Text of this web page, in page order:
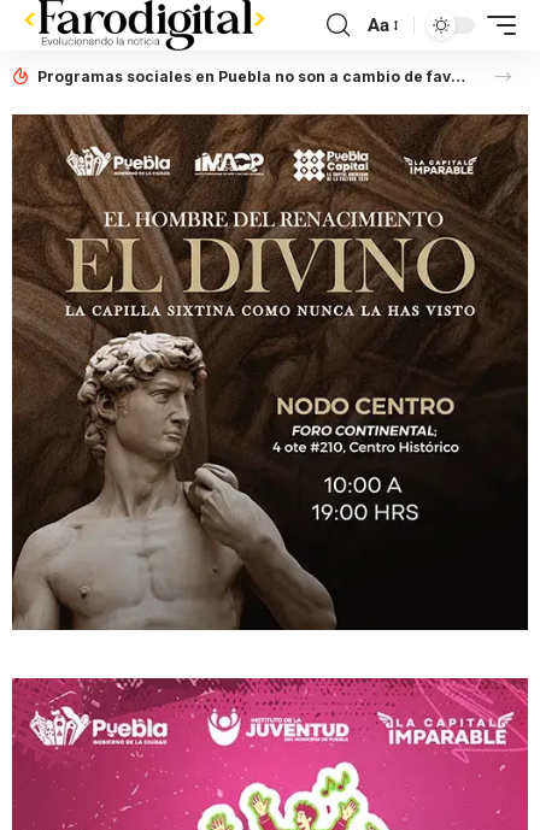
Aa
Programas sociales en Puebla no son a cambio de favores políticos: Artemisa